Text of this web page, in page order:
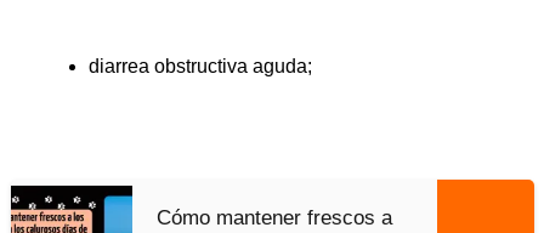
diarrea obstructiva aguda;
Cómo mantener frescos a